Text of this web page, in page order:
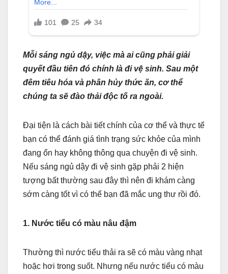
Mỗi sáng ngủ dậy, việc mà ai cũng phải giải
quyết đầu tiên đó chính là đi vệ sinh. Sau một
đêm tiêu hóa và phân hủy thức ăn, cơ thể
chúng ta sẽ đào thải độc tố ra ngoài.
Đại tiện là cách bài tiết chính của cơ thể và thực tế
bạn có thể đánh giá tình trạng sức khỏe của mình
đang ổn hay không thông qua chuyện đi vệ sinh.
Nếu sáng ngủ dậy đi vệ sinh gặp phải 2 hiện
tượng bất thường sau đây thì nên đi khám càng
sớm càng tốt vì có thể bạn đã mắc ung thư rồi đó.
1. Nước tiểu có màu nâu đậm
Thường thì nước tiểu thải ra sẽ có màu vàng nhạt
hoặc hơi trong suốt. Nhưng nếu nước tiểu có màu